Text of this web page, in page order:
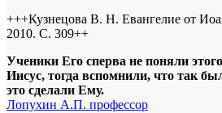
+++Кузнецова В. Н. Евангелие от
2010. С. 309++
Ученики Его сперва не поняли
Иисус, тогда вспомнили, что так
это сделали Ему.
Лопухин А.П. профессор